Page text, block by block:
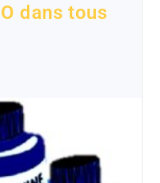
dans tous